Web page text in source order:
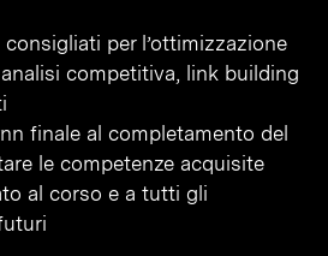
per l’ottimizzazione
competitiva, link building
finale al completamento del
le competenze acquisite
al corso e a tutti gli